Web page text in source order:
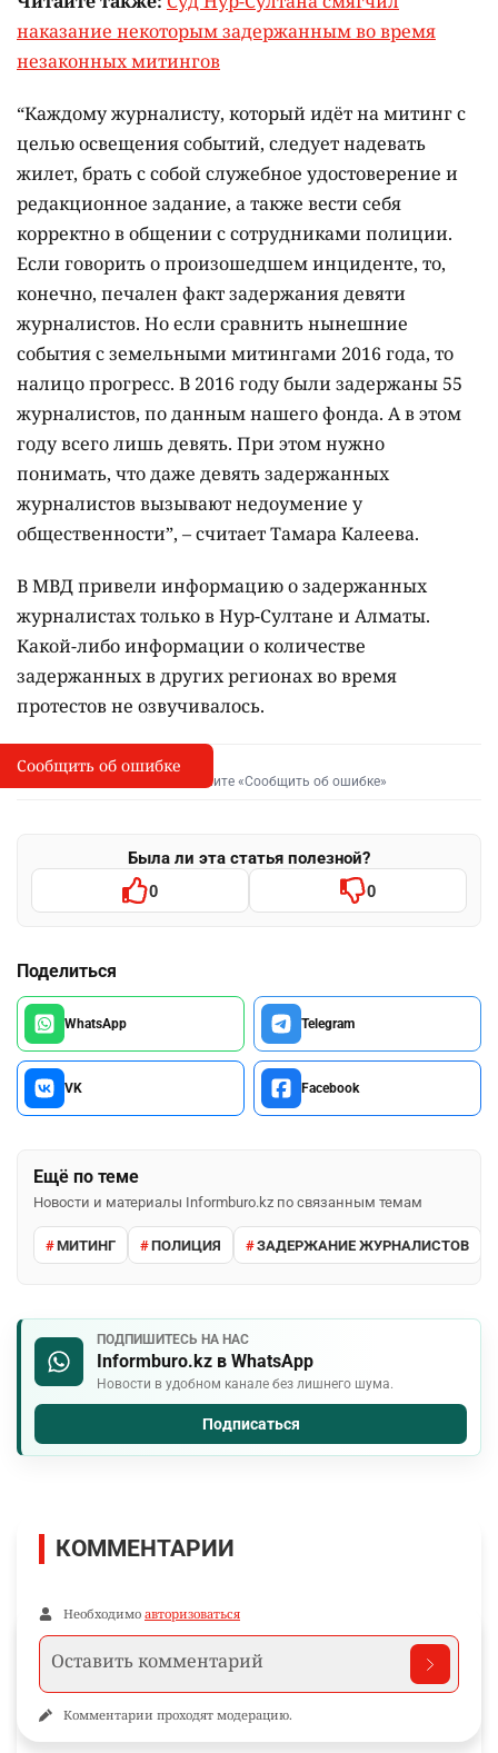
наказание некоторым задержанным во время
незаконных митингов
“Каждому журналисту, который идёт на митинг с
целью освещения событий, следует надевать
жилет, брать с собой служебное удостоверение и
редакционное задание, а также вести себя
корректно в общении с сотрудниками полиции.
Если говорить о произошедшем инциденте, то,
конечно, печален факт задержания девяти
журналистов. Но если сравнить нынешние
события с земельными митингами 2016 года, то
налицо прогресс. В 2016 году были задержаны 55
журналистов, по данным нашего фонда. А в этом
году всего лишь девять. При этом нужно
понимать, что даже девять задержанных
журналистов вызывают недоумение у
общественности”, – считает Тамара Калеева.
В МВД привели информацию о задержанных
журналистах только в Нур-Султане и Алматы.
Какой-либо информации о количестве
задержанных в других регионах во время
протестов не озвучивалось.
I
Сообщить об опечатке
Выделите фрагмент и нажмите «Сообщить об ошибке»
Была ли эта статья полезной?
0 0
Поделиться
WhatsApp Telegram
VK Facebook
Ещё по теме
Новости и материалы Informburo.kz по связанным темам
МИТИНГ ПОЛИЦИЯ ЗАДЕРЖАНИЕ ЖУРНАЛИСТОВ
ПОДПИШИТЕСЬ НА НАС
Informburo.kz в WhatsApp
Новости в удобном канале без лишнего шума.
Подписаться
Сообщить об ошибке
КОММЕНТАРИИ
Необходимо авторизоваться
Комментарии проходят модерацию.